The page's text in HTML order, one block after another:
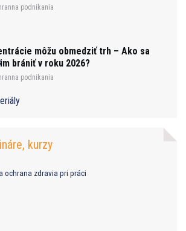
podnikania
môžu obmedziť trh – Ako sa
brániť v roku 2026?
podnikania
kurzy
ochrana zdravia pri práci